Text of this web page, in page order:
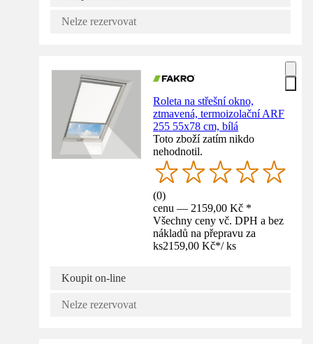
Nelze rezervovat
Roleta na střešní okno,
ztmavená, termoizolační ARF
255 55x78 cm, bílá
Toto zboží zatím nikdo
nehodnotil.
(0)
cenu — 2159,00 Kč *
Všechny ceny vč. DPH a bez
nákladů na přepravu za
ks2159,00 Kč*/ ks
Koupit on-line
Nelze rezervovat